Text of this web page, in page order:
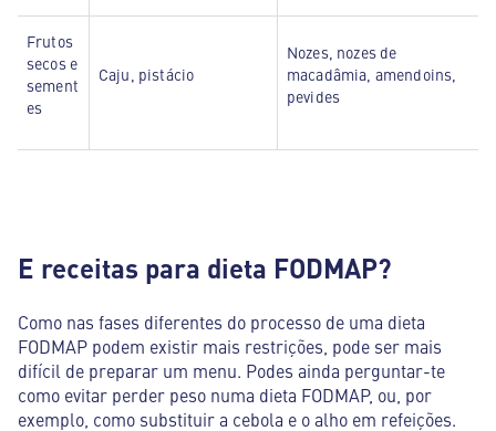
Frutos
secos e
sement
es
Caju, pistácio
Nozes, nozes de
macadâmia, amendoins,
pevides
E receitas para dieta FODMAP?
Como nas fases diferentes do processo de uma dieta
FODMAP podem existir mais restrições, pode ser mais
difícil de preparar um menu. Podes ainda perguntar-te
como evitar perder peso numa dieta FODMAP, ou, por
exemplo, como substituir a cebola e o alho em refeições.